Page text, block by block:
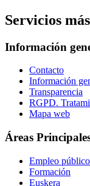
Servicios
Información
Contacto
Información
Transparencia
RGPD.
Mapa web
Áreas
Empleo público
Formación
Euskera